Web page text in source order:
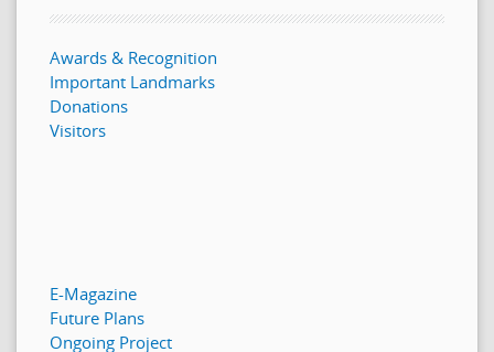
Awards & Recognition
Important Landmarks
Donations
Visitors
E-Magazine
Future Plans
Ongoing Project